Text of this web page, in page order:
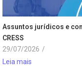
Assuntos jurídicos e
CRESS
29/07/2026 /
Leia mais